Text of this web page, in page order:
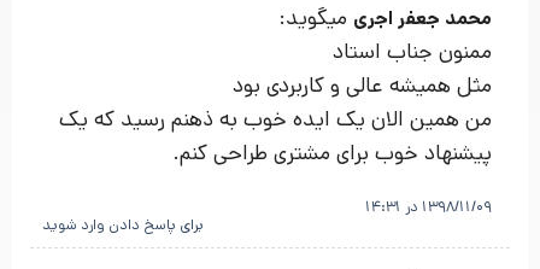
محمد جعفر اجری میگوید:
ممنون جناب استاد
مثل همیشه عالی و کاربردی بود
من همین الان یک ایده خوب به ذهنم رسید که یک
پیشنهاد خوب برای مشتری طراحی کنم.
1398/11/09 در 14:31
برای پاسخ دادن وارد شوید